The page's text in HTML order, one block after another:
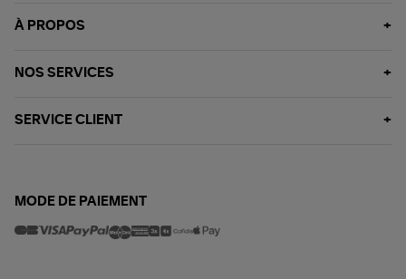
À PROPOS
NOS SERVICES
SERVICE CLIENT
MODE DE PAIEMENT